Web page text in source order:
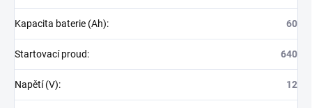
Kapacita baterie (Ah): 60
Startovací proud: 640
Napětí (V): 12